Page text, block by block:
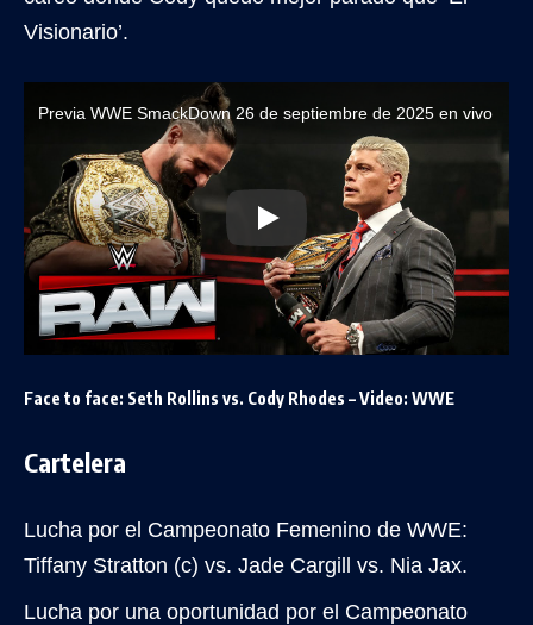
Visionario’.
Previa WWE SmackDown 26 de septiembre de 2025 en vivo
Face to face: Seth Rollins vs. Cody Rhodes – Video: WWE
Cartelera
Lucha por el Campeonato Femenino de WWE:
Tiffany Stratton (c) vs. Jade Cargill vs. Nia Jax.
Lucha por una oportunidad por el Campeonato